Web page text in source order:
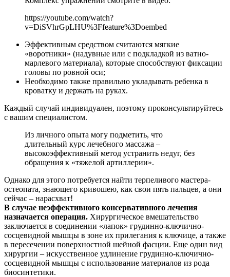
https://youtube.com/watch?
v=DiSVhrGpLHU%3Ffeature%3Doembed
Эффективным средством считаются мягкие
«воротники» (надувные или с подкладкой из ватно-
марлевого материала), которые способствуют фиксации
головы по ровной оси;
Необходимо также правильно укладывать ребенка в
кроватку и держать на руках.
Каждый случай индивидуален, поэтому проконсультируйтесь
с вашим специалистом.
Из личного опыта могу подметить, что
длительный курс лечебного массажа –
высокоэффективный метод устранить недуг, без
обращения к «тяжелой артиллерии».
Однако для этого потребуется найти терпеливого мастера-
остеопата, знающего кривошею, как свои пять пальцев, а они
сейчас – нарасхват!
В случае неэффективного консервативного лечения
назначается операция. Хирургическое вмешательство
заключается в соединении «лапок» грудинно-ключично-
сосцевидной мышцы в зоне их прилегания к ключице, а также
в пересечении поверхностной шейной фасции. Еще один вид
хирургии – искусственное удлинение грудинно-ключично-
сосцевидной мышцы с использование материалов из рода
биосинтетики.